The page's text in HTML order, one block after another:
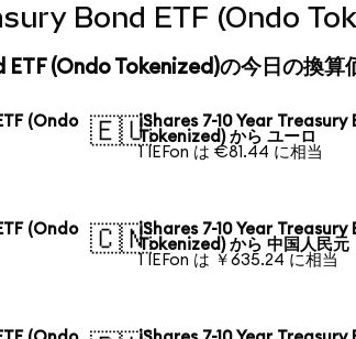
Bond ETF (Ondo
ETF (Ondo Tokenized)の今日の換算
(Ondo
🇪🇺iShares 7-10 Year Treasury
Tokenized) から ユーロ
1 IEFon は €81.44 に相当
(Ondo
🇨🇳iShares 7-10 Year Treasury
Tokenized) から 中国人民元
1 IEFon は ￥635.24 に相当